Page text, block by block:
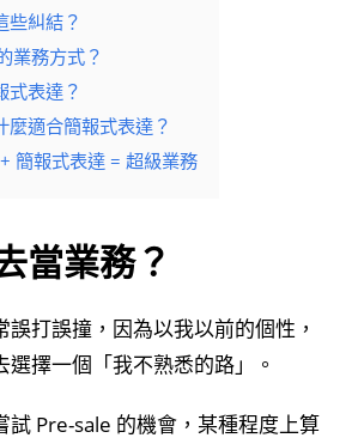
些糾結？
業務方式？
式表達？
麼適合簡報式表達？
簡報式表達 = 超級業務
當業務？
誤打誤撞，因為以我以前的個性，
選擇一個「我不熟悉的路」。
試 Pre-sale 的機會，某種程度上算